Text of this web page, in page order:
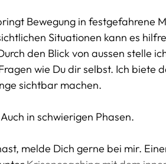
Bewegung in festgefahrene
Situationen kann es
den Blick von aussen stelle
wie Du dir selbst. Ich biete
sichtbar machen.
in schwierigen Phasen.
melde Dich gerne bei mir.